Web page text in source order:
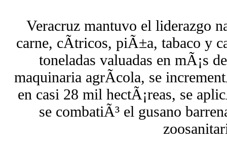
Veracruz mantuvo el liderazgo
carne, cÃ­tricos, piÃ±a, tabaco y
toneladas valuadas en mÃ¡s
maquinaria agrÃ­cola, se
en casi 28 mil hectÃ¡reas, se
se combatiÃ³ el gusano